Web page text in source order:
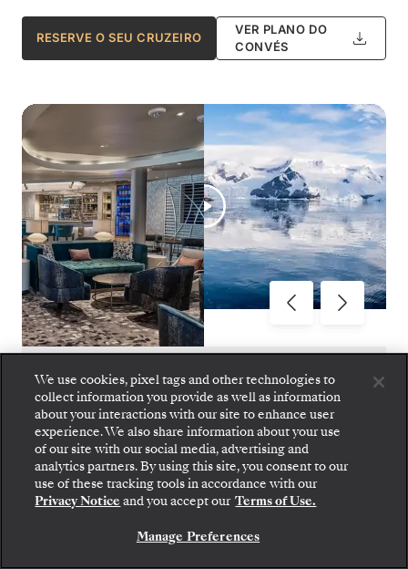
RESERVE O SEU CRUZEIRO
VER PLANO DO
CONVÉS
SILVER ENDEAVOUR
GASTRONÔMICAS:
Embarque: escolha sua suíte e confira as tarifas e
os serviços inclusos antes de confirmar com
segurança sua viagem com a Silversea.
RESERVE A SUA SUITE
We use cookies, pixel tags and other technologies to
collect information you provide as well as information
about your interactions with our site to enhance user
experience. We also share information about your use
of our site with our social media, advertising and
analytics partners. By using this site, you consent to our
use of these tracking tools in accordance with our
Privacy Notice and you accept our Terms of Use.
Manage Preferences